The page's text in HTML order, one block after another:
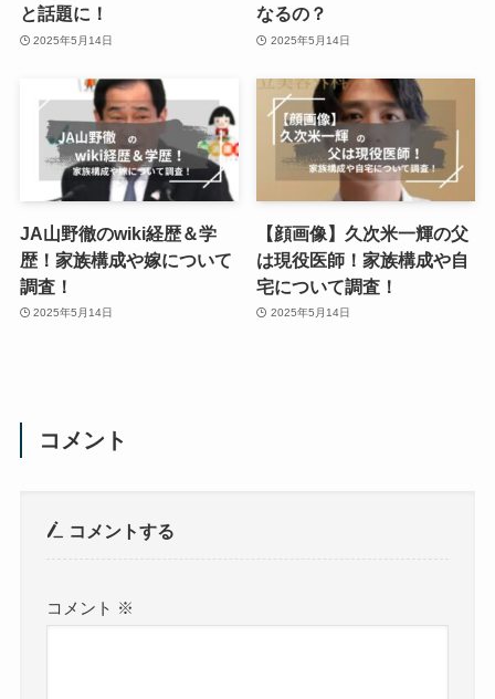
と話題に！
2025年5月14日
なるの？
2025年5月14日
JA山野徹のwiki経歴＆学
歴！家族構成や嫁について
調査！
2025年5月14日
【顔画像】久次米一輝の父
は現役医師！家族構成や自
宅について調査！
2025年5月14日
コメント
コメントする
コメント ※